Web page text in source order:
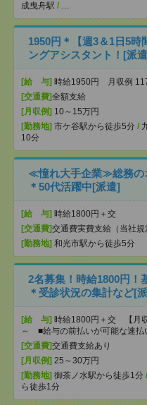
成曳舟駅 / …
1950円＊【週3＆1日5時
ングアシスタント！[派
[給 与] 時給1950円 月収例
[交通費]全額支給
[月収例] 10～15万円
[勤務地] 市ケ谷駅から徒歩5分 /
10分
≪憧れ大手企業≫総務の
＊50代活躍中[派遣]
[給 与] 時給1800円＋交
[交通費]交通費実費支給（当社規
[勤務地] 和光市駅から徒歩5分
2名募集！時給1800円！
＊受診状況の集計など[
[給 与] 時給1800円＋交 【月
～ ■給与の前払いが可能な速払
[交通費]交通費支給あり
[月収例] 25～30万円
[勤務地] 御茶ノ水駅から徒歩1分 /
ら徒歩1分